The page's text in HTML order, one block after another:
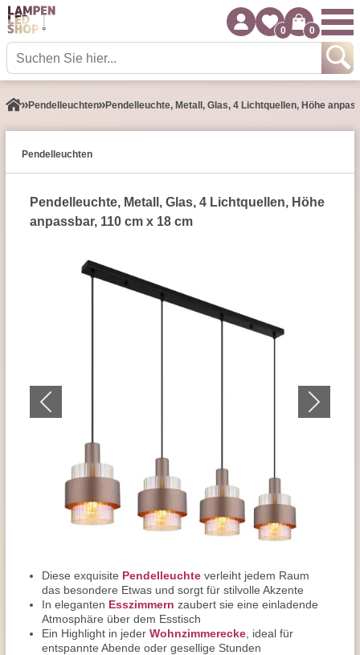
0 0
Pendel­leuchten Pendelleuchte, Metall, Glas, 4 Lichtquellen, Höhe
Pendel­leuchten
Pendelleuchte, Metall, Glas, 4 Lichtquellen, Höhe
anpassbar, 110 cm x 18 cm
Diese exquisite Pendelleuchte verleiht jedem Raum
das besondere Etwas und sorgt für stilvolle Akzente
In eleganten Esszimmern zaubert sie eine einladende
Atmosphäre über dem Esstisch
Ein Highlight in jeder Wohnzimmerecke , ideal für
entspannte Abende oder gesellige Stunden